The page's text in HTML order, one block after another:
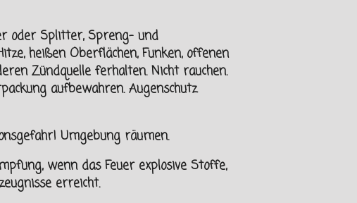
oder Splitter, Spreng- und
heißen Oberflächen, Funken, offenen
Zündquelle ferhalten. Nicht rauchen.
aufbewahren. Augenschutz
Umgebung räumen.
wenn das Feuer explosive Stoffe,
erreicht.